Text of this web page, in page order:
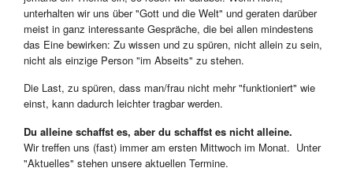
unterhalten wir uns über "Gott und die Welt" und geraten darüber
meist in ganz interessante Gespräche, die bei allen mindestens
das Eine bewirken: Zu wissen und zu spüren, nicht allein zu sein,
nicht als einzige Person "im Abseits" zu stehen.
Die Last, zu spüren, dass man/frau nicht mehr "funktioniert" wie
einst, kann dadurch leichter tragbar werden.
Du alleine schaffst es, aber du schaffst es nicht alleine.
Wir treffen uns (fast) immer am ersten Mittwoch im Monat. Unter
"Aktuelles" stehen unsere aktuellen Termine.